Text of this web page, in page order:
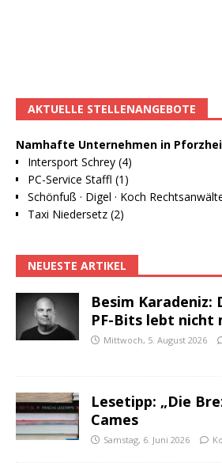
AKTUELLE STELLENANGEBOTE
Namhafte Unternehmen in
Intersport Schrey (4)
PC-Service Staffl (1)
Schönfuß · Digel · Koch
Taxi Niedersetz (2)
NEUESTE ARTIKEL
Besim Karadeniz:
PF-Bits lebt nicht
Mittwoch, 5. August 2026
Lesetipp: „Die
Cames
Samstag, 6. Juni 2026